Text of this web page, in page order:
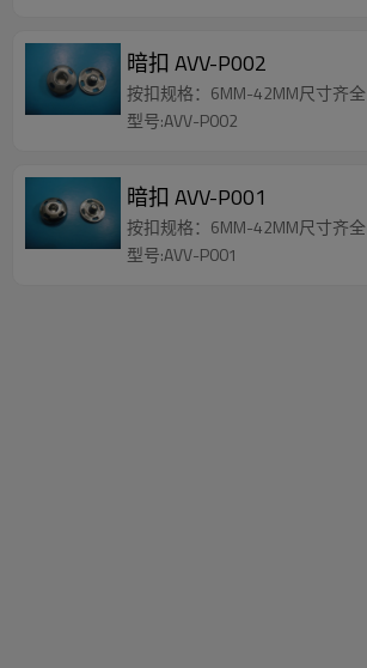
暗扣 AVV-P002
按扣规格：6MM-42MM尺寸齐全
型号:AVV-P002
暗扣 AVV-P001
按扣规格：6MM-42MM尺寸齐全
型号:AVV-P001